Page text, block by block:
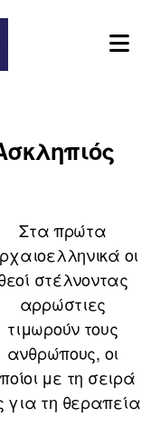
Στα πρώτα
οι
στέλνοντας
αρρώστιες
τιμωρούν τους
ανθρώπους, οι
με τη σειρά
για τη θεραπεία